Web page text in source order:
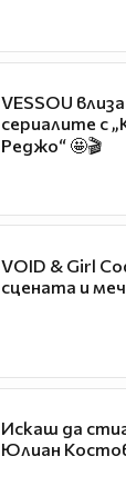
VESSOU
сериалите с
Реджо“ 🤩🎬
VOID & Girl
сцената и
Искаш да
Юлиан